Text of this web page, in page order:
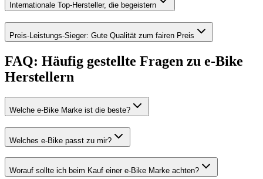
Internationale Top-Hersteller, die begeistern
Preis-Leistungs-Sieger: Gute Qualität zum fairen Preis
FAQ: Häufig gestellte Fragen zu e-Bike
Herstellern
Welche e-Bike Marke ist die beste?
Welches e-Bike passt zu mir?
Worauf sollte ich beim Kauf einer e-Bike Marke achten?